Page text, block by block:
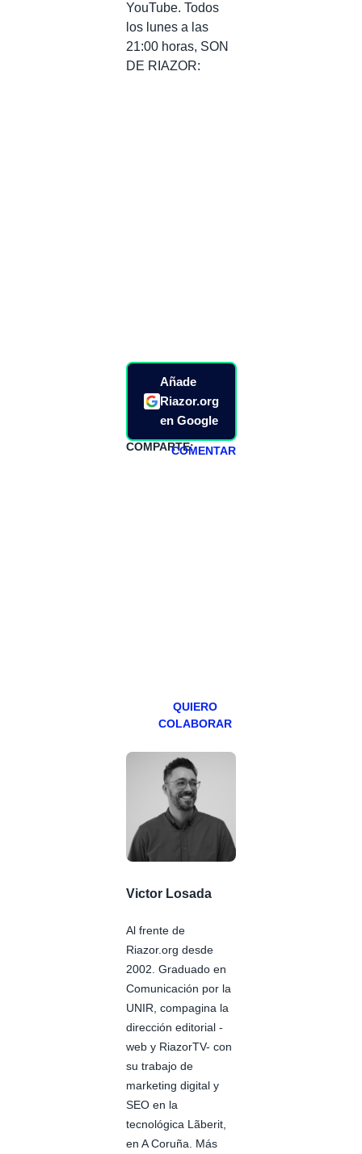
YouTube. Todos
los lunes a las
21:00 horas, SON
DE RIAZOR:
Añade
Riazor.org
en Google
COMPARTE:COMENTAR
QUIERO
COLABORAR
Victor Losada
Al frente de
Riazor.org desde
2002. Graduado en
Comunicación por la
UNIR, compagina la
dirección editorial -
web y RiazorTV- con
su trabajo de
marketing digital y
SEO en la
tecnológica Lãberit,
en A Coruña. Más